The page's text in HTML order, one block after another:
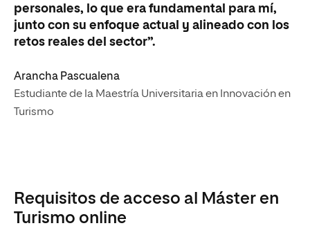
personales, lo que era fundamental para mí,
junto con su enfoque actual y alineado con los
retos reales del sector”.
Arancha Pascualena
Estudiante de la Maestría Universitaria en Innovación en
Turismo
Requisitos de acceso al Máster en
Turismo online